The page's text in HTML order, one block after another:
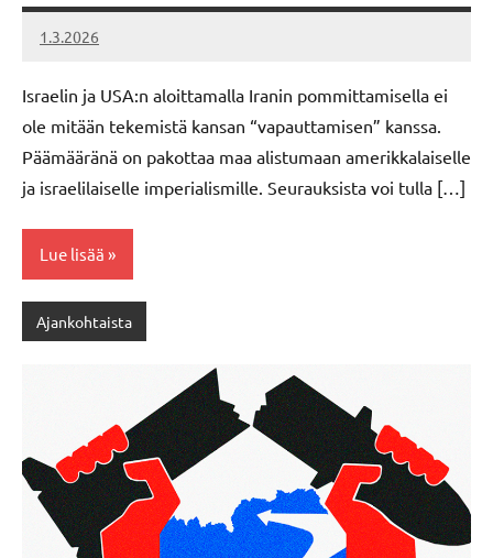
1.3.2026
Vallankumous
Israelin ja USA:n aloittamalla Iranin pommittamisella ei
ole mitään tekemistä kansan “vapauttamisen” kanssa.
Päämääränä on pakottaa maa alistumaan amerikkalaiselle
ja israelilaiselle imperialismille. Seurauksista voi tulla […]
Lue lisää
Ajankohtaista